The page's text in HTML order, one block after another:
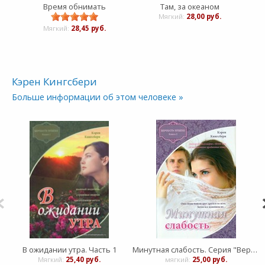
Время обнимать
Мягкий: 28,45 руб.
Там, за океаном
Мягкий: 28,00 руб.
Кэрен Кингсбери
Больше информации об этом человеке »
В ожидании утра. Часть 1
Мягкий: 25,40 руб.
Минутная слабость. Серия "Верность навеки". Книга 2
мягкий: 25,00 руб.